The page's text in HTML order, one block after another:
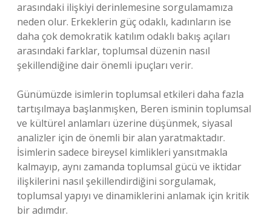
arasındaki ilişkiyi derinlemesine sorgulamamıza
neden olur. Erkeklerin güç odaklı, kadınların ise
daha çok demokratik katılım odaklı bakış açıları
arasındaki farklar, toplumsal düzenin nasıl
şekillendiğine dair önemli ipuçları verir.
Günümüzde isimlerin toplumsal etkileri daha fazla
tartışılmaya başlanmışken, Beren isminin toplumsal
ve kültürel anlamları üzerine düşünmek, siyasal
analizler için de önemli bir alan yaratmaktadır.
İsimlerin sadece bireysel kimlikleri yansıtmakla
kalmayıp, aynı zamanda toplumsal gücü ve iktidar
ilişkilerini nasıl şekillendirdiğini sorgulamak,
toplumsal yapıyı ve dinamiklerini anlamak için kritik
bir adımdır.